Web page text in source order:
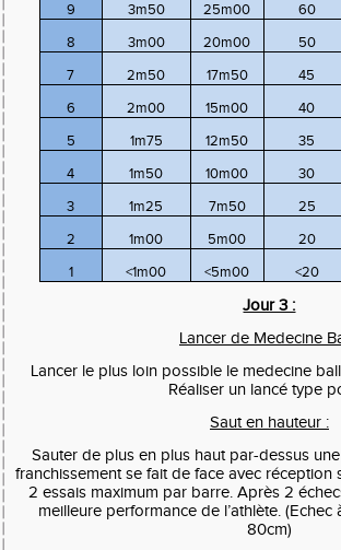
9
3m50 25m00
60
8
3m00 20m00
50
7
2m50 17m50
45
6
2m00 15m00
40
5
1m75 12m50
35
4
1m50 10m00
30
3
1m25 7m50
25
2
1m00 5m00
20
1
<1m00 <5m00 <20
Jour 3 :
Lancer de Medecine
Lancer le plus loin possible le medecine
Réaliser un lancé type
Saut en hauteur :
Sauter de plus en plus haut par-dessus
franchissement se fait de face avec
2 essais maximum par barre. Après 2
meilleure performance de l’athlète.
80cm)